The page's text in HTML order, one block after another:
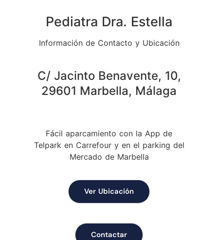
Pediatra Dra. Estella
Información de Contacto y Ubicación
C/ Jacinto Benavente, 10,
29601 Marbella, Málaga
Fácil aparcamiento con la App de
Telpark en Carrefour y en el parking del
Mercado de Marbella
Ver Ubicación
Contactar